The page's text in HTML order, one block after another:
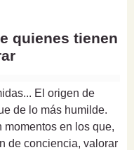
quienes tienen
El origen de
de lo más humilde.
momentos en los que,
de conciencia, valorar